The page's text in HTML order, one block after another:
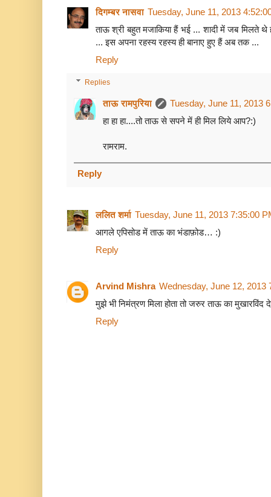
दिगम्बर नासवा Tuesday, June 11, 2013
ताऊ श्री बहुत मजाकिया हैं भई ... शादी में जब मिलते
... इस अपना रहस्य रहस्य ही बानाए हुए हैं अब तक ...
Reply
Replies
ताऊ रामपुरिया
Tuesday, June 11, 2013
हा हा हा....तो ताऊ से सपने में ही मिल लिये आप?:)
रामराम.
Reply
ललित शर्मा Tuesday, June 11, 2013 7:35:00
आगले एपिसोड में ताऊ का भंडाफ़ोड… :)
Reply
Arvind Mishra Wednesday, June 12, 2013
मुझे भी निमंत्रण मिला होता तो जरुर ताऊ का मुखारविंद
Reply